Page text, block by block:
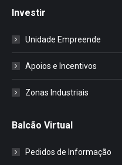
Investir
Unidade Empreende
Apoios e Incentivos
Zonas Industriais
Balcão Virtual
Pedidos de Informação